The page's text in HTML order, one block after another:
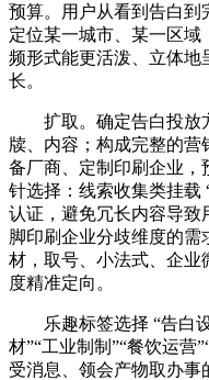
预算。用户从看到告白到
定位某一城市、某一区
频形式能更活泼、立体地
长。
扩取。确定告白投放
牍、内容；构成完整的
备厂商、定制印刷企业，
针选择：线索收集类挂载
认证，避免冗长内容导致
脚印刷企业分歧维度的
材，取号、小法式、企业
度精准定向。
乐趣标签选择 “告白设
材”“工业制制”“餐饮运营
受消息、领会产物取办